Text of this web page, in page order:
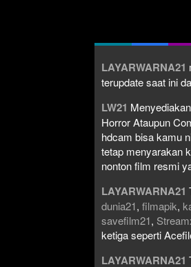
LAYARWARNA21
terupdate saat ini
LW21
Horror Ataupun
hdcam bisa kamu
tetap menyarakan
nonton film resmi
LAYARWARNA21
dunia21, filmapik,
savefilm21,
ketiga seperti
LAYARWARNA21